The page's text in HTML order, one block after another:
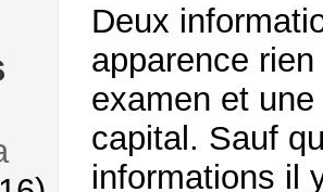
Deux
apparence
examen et
capital. Sauf
informations il